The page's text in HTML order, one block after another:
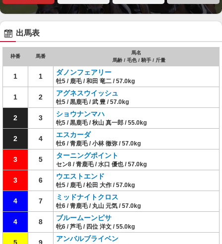
出馬表
枠番 馬番
馬名
馬齢 / 毛色 / 騎手 / 斤量
1 1 ダノンフェアリー
牡5 / 鹿毛 / 和田 竜二 / 57.0kg
1 2 アグネスウイッシュ
牡5 / 黒鹿毛 / 武 豊 / 57.0kg
2 3 ショウナンマハ
牝5 / 黒鹿毛 / 秋山 真一郎 / 55.0kg
2 4 エスカーダ
牡6 / 青鹿毛 / 小林 徹弥 / 57.0kg
3 5 ターニングポイント
セン8 / 青鹿毛 / 水口 優也 / 57.0kg
3 6 ウエストエンド
牡5 / 鹿毛 / 松田 大作 / 57.0kg
4 7 ミッドナイトクロス
牡6 / 青鹿毛 / 丸山 元気 / 57.0kg
4 8 ブルームーンピサ
牝6 / 芦毛 / 四位 洋文 / 55.0kg
アンバルブライベン